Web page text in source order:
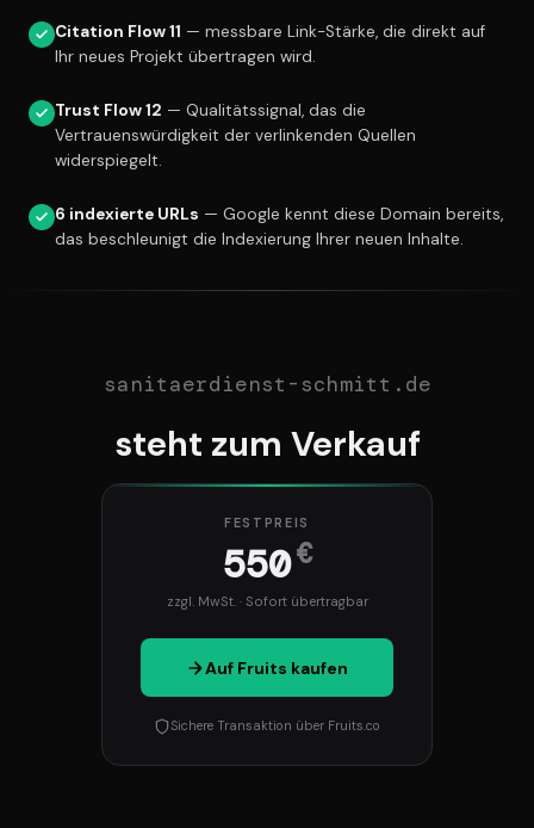
Citation Flow 11 — messbare Link-Stärke, die direkt auf
Ihr neues Projekt übertragen wird.
Trust Flow 12 — Qualitätssignal, das die
Vertrauenswürdigkeit der verlinkenden Quellen
widerspiegelt.
6 indexierte URLs — Google kennt diese Domain bereits,
das beschleunigt die Indexierung Ihrer neuen Inhalte.
sanitaerdienst-schmitt.de
steht zum Verkauf
FESTPREIS
550€
zzgl. MwSt. · Sofort übertragbar
Auf Fruits kaufen
Sichere Transaktion über Fruits.co